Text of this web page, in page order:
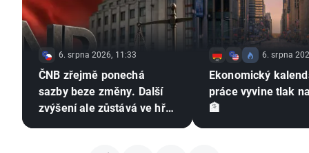
6. srpna 2026, 11:33
ČNB zřejmě ponechá
sazby beze změny. Další
zvýšení ale zůstává ve hře
6. srpna
Ekonomický
práce vyvine tlak
🏦